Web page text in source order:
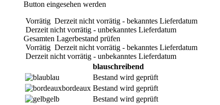
Button eingesehen werden
Vorrätig Derzeit nicht vorrätig - bekanntes Lieferdatum
Derzeit nicht vorrätig - unbekanntes Lieferdatum
Gesamten Lagerbestand prüfen
Vorrätig Derzeit nicht vorrätig - bekanntes Lieferdatum
Derzeit nicht vorrätig - unbekanntes Lieferdatum
blauschreibend
blau
Bestand wird geprüft
bordeaux Bestand wird geprüft
gelb
Bestand wird geprüft